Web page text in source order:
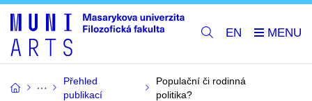
EN
Přehled
publikací
Populační či rodinná
politika?